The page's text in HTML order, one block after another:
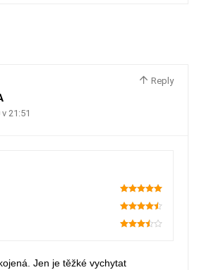
Reply
21:51
100
90
Jen je těžké vychytat